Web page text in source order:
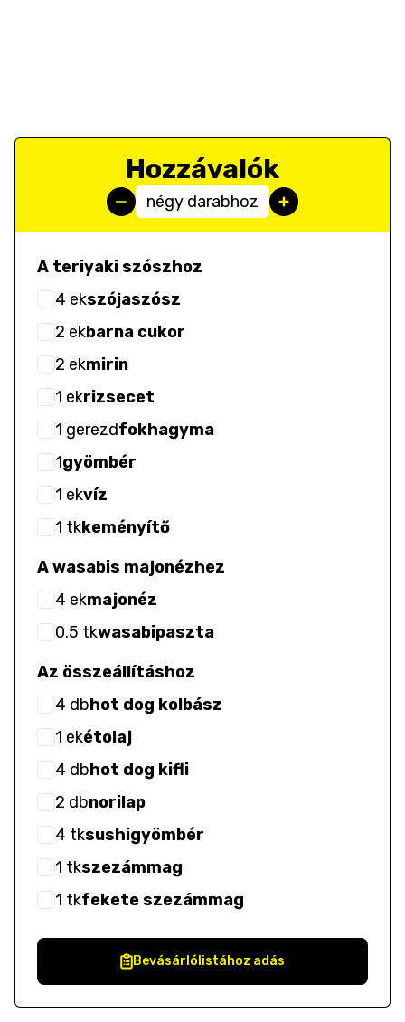
Hozzávalók
négy darabhoz
A teriyaki szószhoz
4 ekszójaszósz
2 ekbarna cukor
2 ekmirin
1 ekrizsecet
1 gerezdfokhagyma
1gyömbér
1 ekvíz
1 tkkeményítő
A wasabis majonézhez
4 ekmajonéz
0.5 tkwasabipaszta
Az összeállításhoz
4 dbhot dog kolbász
1 ekétolaj
4 dbhot dog kifli
2 dbnorilap
4 tksushigyömbér
1 tkszezámmag
1 tkfekete szezámmag
Bevásárlólistához adás